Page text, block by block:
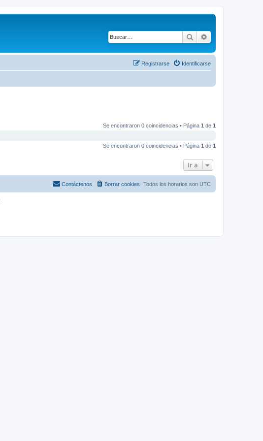
Buscar
Identificarse
Registrarse
Se encontraron 0 coincidencias • Página 1 de 1
Se encontraron 0 coincidencias • Página 1 de 1
Ir a
Todos los horarios son UTC
Borrar cookies
Contáctenos